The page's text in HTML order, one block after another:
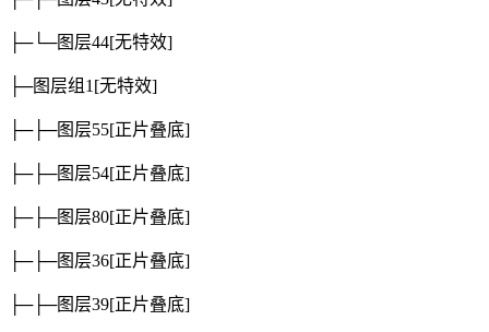
├─└─图层44[无特效]
├─图层组1 [无特效]
├─├─图层55[正片叠底]
├─├─图层54[正片叠底]
├─├─图层80[正片叠底]
├─├─图层36[正片叠底]
├─├─图层39[正片叠底]